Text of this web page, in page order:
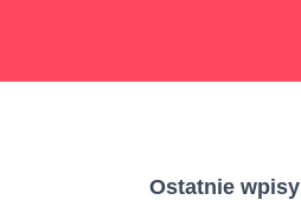
Ostatnie wpisy